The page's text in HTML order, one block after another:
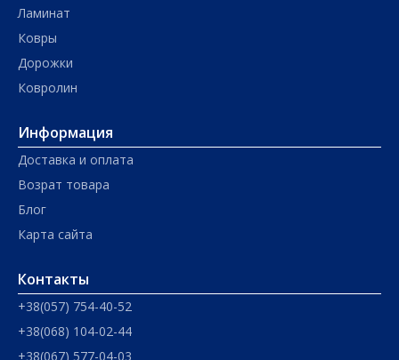
Ламинат
Ковры
Дорожки
Ковролин
Информация
Доставка и оплата
Возрат товара
Блог
Карта сайта
Контакты
+38(057) 754-40-52
+38(068) 104-02-44
+38(067) 577-04-03